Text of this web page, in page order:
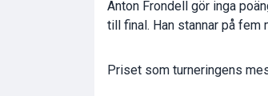
Anton Frondell gör inga
till final. Han stannar på fem
Priset som turneringens